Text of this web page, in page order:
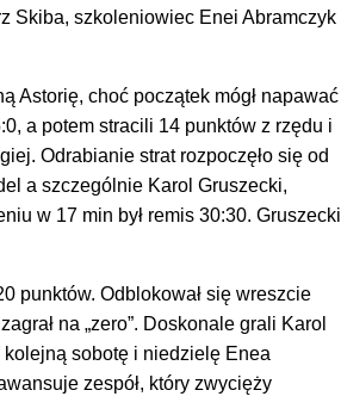
Skiba, szkoleniowiec Enei Abramczyk
Astorię, choć początek mógł napawać
a potem stracili 14 punktów z rzędu i
Odrabianie strat rozpoczęło się od
a szczególnie Karol Gruszecki,
w 17 min był remis 30:30. Gruszecki
punktów. Odblokował się wreszcie
na „zero”. Doskonale grali Karol
kolejną sobotę i niedzielę Enea
zespół, który zwycięży